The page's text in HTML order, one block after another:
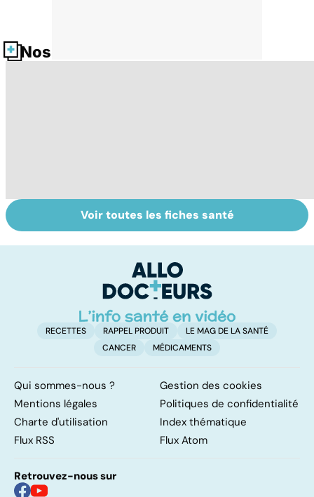
Nos fiches santé
Tout savoir sur
les infections
Inflammation des
amygdales : que
d'angine ?
Voir toutes les fiches santé
RECETTES RAPPEL PRODUIT
LE MAG DE LA SANTÉ
CANCER
MÉDICAMENTS
Qui sommes-nous ?
Gestion des cookies
Mentions légales
Politiques de confidentialité
Charte d'utilisation
Index thématique
Flux RSS
Flux Atom
Retrouvez-nous sur